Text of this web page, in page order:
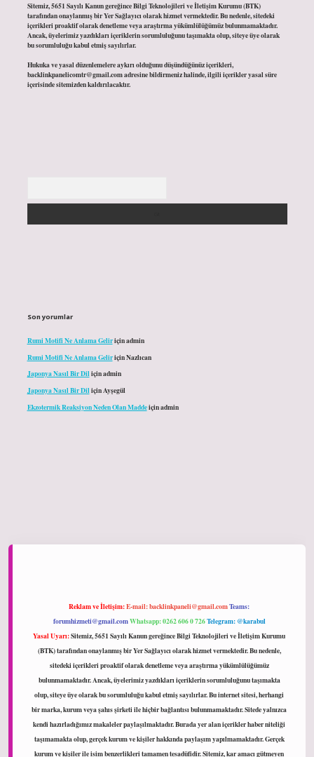
Sitemiz, 5651 Sayılı Kanun gereğince Bilgi Teknolojileri ve İletişim Kurumu (BTK)
tarafından onaylanmış bir Yer Sağlayıcı olarak hizmet vermektedir. Bu nedenle, sitedeki
içerikleri proaktif olarak denetleme veya araştırma yükümlülüğümüz bulunmamaktadır.
Ancak, üyelerimiz yazdıkları içeriklerin sorumluluğunu taşımakta olup, siteye üye olarak
bu sorumluluğu kabul etmiş sayılırlar.
Hukuka ve yasal düzenlemelere aykırı olduğunu düşündüğünüz içerikleri,
backlinkpanelicomtr@gmail.comadresine bildirmeniz halinde, ilgili içerikler yasal süre
içerisinde sitemizden kaldırılacaktır.
Son yorumlar
Rumi Motifi Ne Anlama Geliriçinadmin
Rumi Motifi Ne Anlama GeliriçinNazlıcan
Japonya Nasıl Bir Diliçinadmin
Japonya Nasıl Bir DiliçinAyşegül
Ekzotermik Reaksiyon Neden Olan Maddeiçinadmin
Reklam ve İletişim:E-mail:backlinkpaneli@gmail.comTeams:
forumhizmeti@gmail.comWhatsapp: 0262 606 0 726Telegram: @karabul
Yasal Uyarı:Sitemiz, 5651 Sayılı Kanun gereğince Bilgi Teknolojileri ve İletişim Kurumu
(BTK) tarafından onaylanmış bir Yer Sağlayıcı olarak hizmet vermektedir. Bu nedenle,
sitedeki içerikleri proaktif olarak denetleme veya araştırma yükümlülüğümüz
bulunmamaktadır. Ancak, üyelerimiz yazdıkları içeriklerin sorumluluğunu taşımakta
olup, siteye üye olarak bu sorumluluğu kabul etmiş sayılırlar. Bu internet sitesi, herhangi
bir marka, kurum veya şahıs şirketi ile hiçbir bağlantısı bulunmamaktadır. Sitede yalnızca
kendi hazırladığımız makaleler paylaşılmaktadır. Burada yer alan içerikler haber niteliği
taşımamakta olup, gerçek kurum ve kişiler hakkında paylaşım yapılmamaktadır. Gerçek
kurum ve kişiler ile isim benzerlikleri tamamen tesadüfidir. Sitemiz, kar amacı gütmeyen